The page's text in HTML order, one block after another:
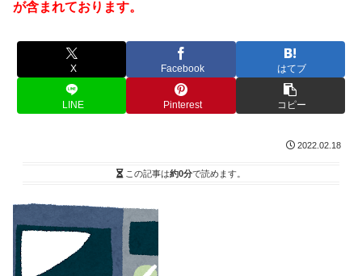
が含まれております。
X Facebook はてブ
LINE Pinterest コピー
2022.02.18
この記事は約0分で読めます。